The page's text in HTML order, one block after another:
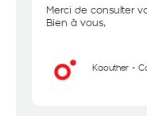
Merci de consulter
Bien à vous,
Kaouther -